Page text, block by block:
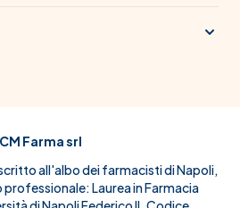
CM Farma srl
all'albo dei farmacisti di Napoli,
Laurea in Farmacia